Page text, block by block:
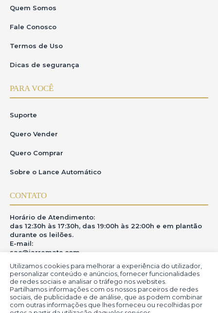
Utilizamos cookies para melhorar a experiência do utilizador,
personalizar conteúdo e anúncios, fornecer funcionalidades
de redes sociais e analisar o tráfego nos websites.
Partilhamos informações com os nossos parceiros de redes
sociais, de publicidade e de análise, que as podem combinar
com outras informações que lhes forneceu ou recolhidas por
Quem Somos
Fale Conosco
Termos de Uso
Dicas de segurança
PARA VOCÊ
Suporte
Quero Vender
Quero Comprar
Sobre o Lance Automático
CONTATO
Horário de Atendimento:
das 12:30h às 17:30h, das 19:00h às 22:00h e em plantão
durante os leilões.
E-mail:
sac@iarremate.com
ONDE ESTAMOS
R. Heitor Modesto, 28 - Estação São Lourenço - MG
CEP: 37470-000